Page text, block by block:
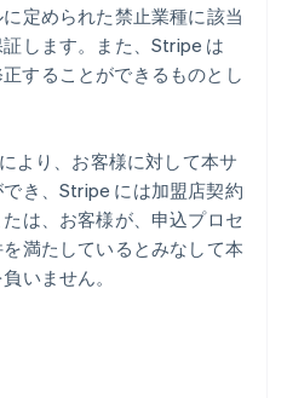
定められた禁止業種に該当
します。また、Stripe は
することができるものとし
より、お客様に対して本サ
き、Stripe には加盟店契約
は、お客様が、申込プロセ
満たしているとみなして本
いません。